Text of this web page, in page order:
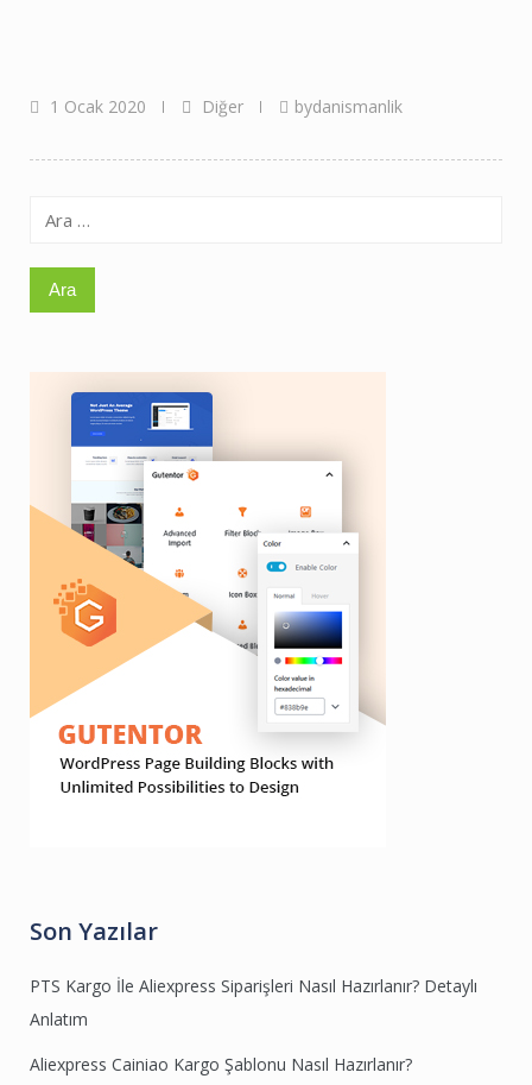
1 Ocak 2020 Diğer bydanismanlik
Arama:
Son Yazılar
PTS Kargo İle Aliexpress Siparişleri Nasıl Hazırlanır? Detaylı
Anlatım
Aliexpress Cainiao Kargo Şablonu Nasıl Hazırlanır?